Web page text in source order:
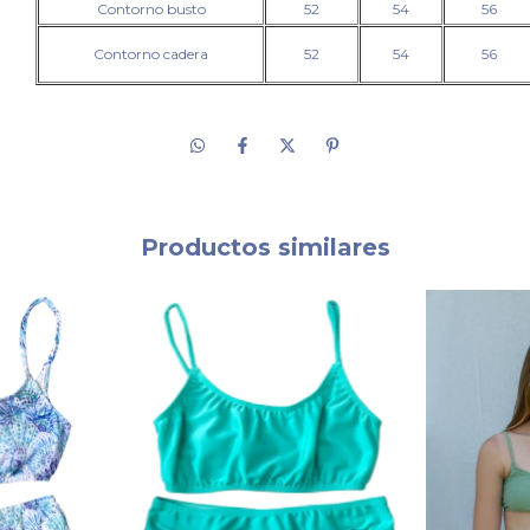
Contorno busto 52 54 56
Contorno cadera 52 54 56
Productos similares